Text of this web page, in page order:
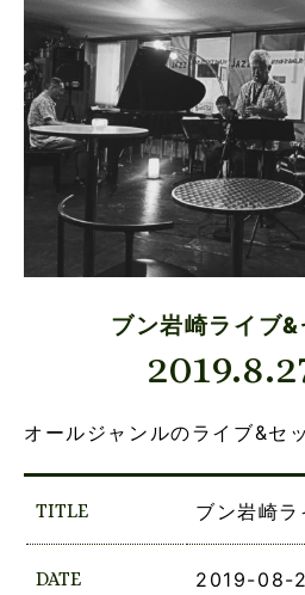
ブン岩崎ライブ
オールジャンルのライブ&セ
TITLE ブン岩崎
DATE 2019-08-